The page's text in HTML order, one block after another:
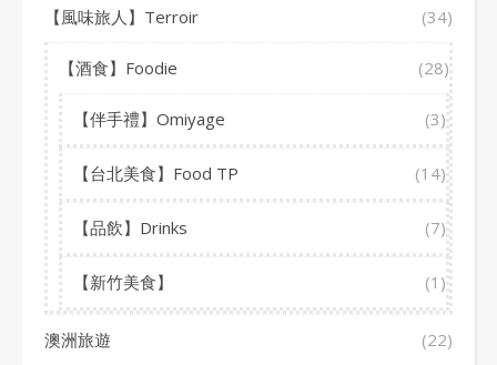
【風味旅人】Terroir (34)
【酒食】Foodie (28)
【伴手禮】Omiyage (3)
【台北美食】Food TP (14)
【品飲】Drinks (7)
【新竹美食】 (1)
澳洲旅遊 (22)